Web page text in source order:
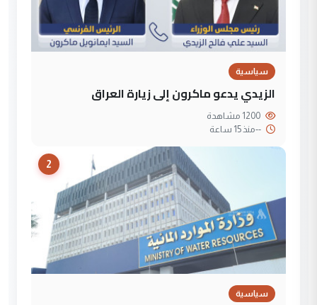
سياسية
الزيدي يدعو ماكرون إلى زيارة العراق
--منذ 15 ساعة
2
سياسية